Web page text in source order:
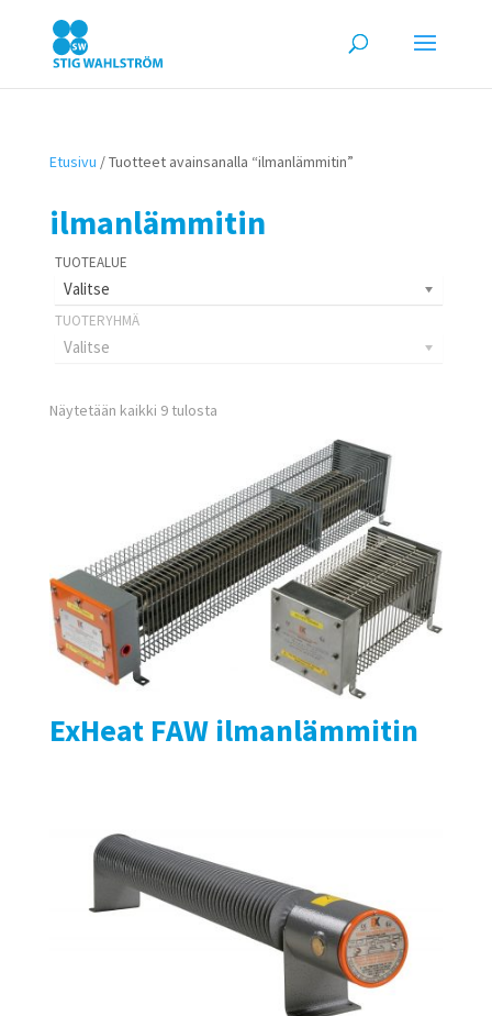
Etusivu / Tuotteet avainsanalla “ilmanlämmitin”
ilmanlämmitin
Valitse
Valitse
Näytetään kaikki 9 tulosta
ExHeat FAW ilmanlämmitin